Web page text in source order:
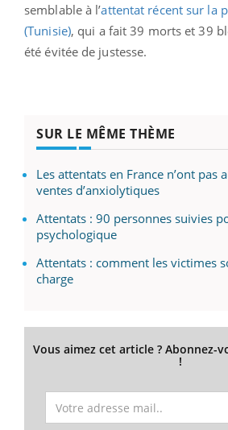
semblable à l’attentat récent sur la
(Tunisie), qui a fait 39 morts et 39
été évitée de justesse.
SUR LE MÊME THÈME
Les attentats en France n’ont pas
ventes d’anxiolytiques
Attentats : 90 personnes suivies
psychologique
Attentats : comment les victimes
charge
Vous aimez cet article ? Abonnez-
!